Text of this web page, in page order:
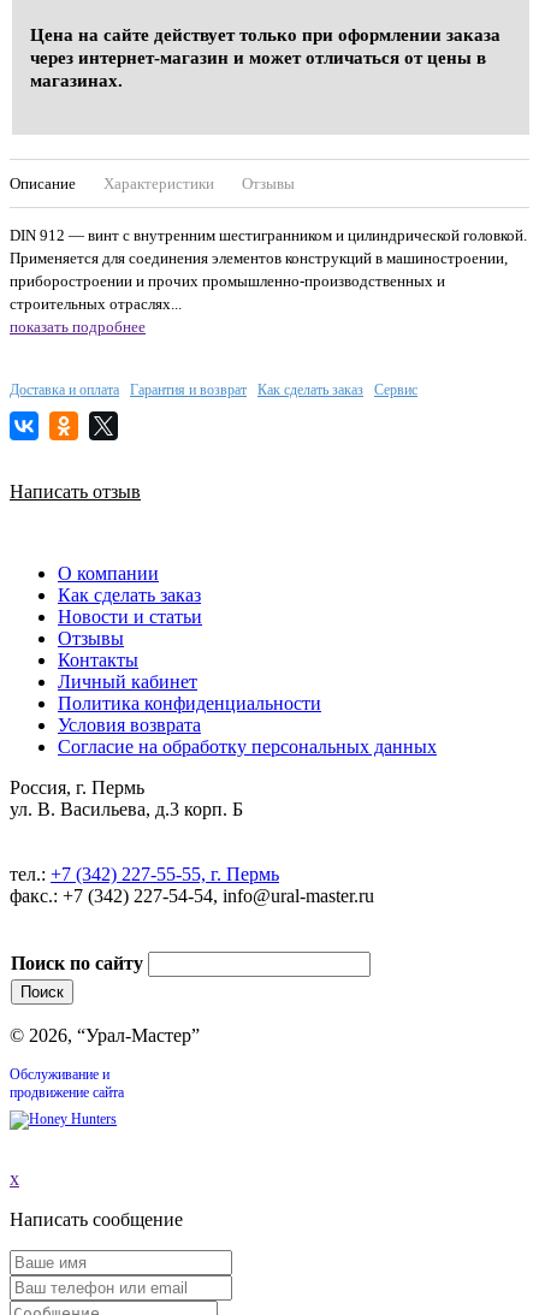
Цена на сайте действует только при оформлении заказа
через интернет-магазин и может отличаться от цены в
магазинах.
Описание Характеристики Отзывы
DIN 912 — винт с внутренним шестигранником и цилиндрической головкой.
Применяется для соединения элементов конструкций в машиностроении,
приборостроении и прочих промышленно-производственных и
строительных отраслях...
показать подробнее
Доставка и оплата Гарантия и возврат Как сделать заказ Сервис
Написать отзыв
О компании
Как сделать заказ
Новости и статьи
Отзывы
Контакты
Личный кабинет
Политика конфиденциальности
Условия возврата
Согласие на обработку персональных данных
Россия, г. Пермь
ул. В. Васильева, д.3 корп. Б
тел.: +7 (342) 227-55-55, г. Пермь
факс.: +7 (342) 227-54-54, info@ural-master.ru
Поиск по сайту
© 2026, “Урал-Мастер”
Обслуживание и
продвижение сайта
x
Написать сообщение